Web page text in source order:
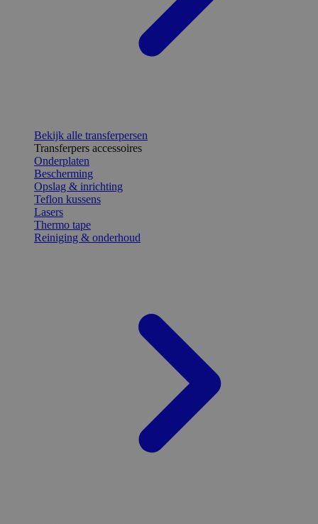
Bekijk alle transferpersen
Transferpers accessoires
Onderplaten
Bescherming
Opslag & inrichting
Teflon kussens
Lasers
Thermo tape
Reiniging & onderhoud